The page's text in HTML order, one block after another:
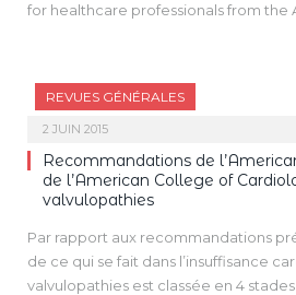
for healthcare professionals from the
depuis l’édition précédente, trois ans
REVUES GÉNÉRALES
2 JUIN 2015
Recommandations de
de l’American College of
valvulopathies
Par rapport aux recommandations
de ce qui se fait dans l’insuffisance
valvulopathies est classée en 4 stades